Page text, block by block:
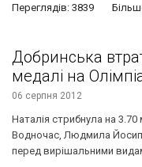
Переглядів: 3839
Добринська
медалі на
06 серпня 2012
Наталія стрибнула на
Водночас, Людмила
перед вирішальними